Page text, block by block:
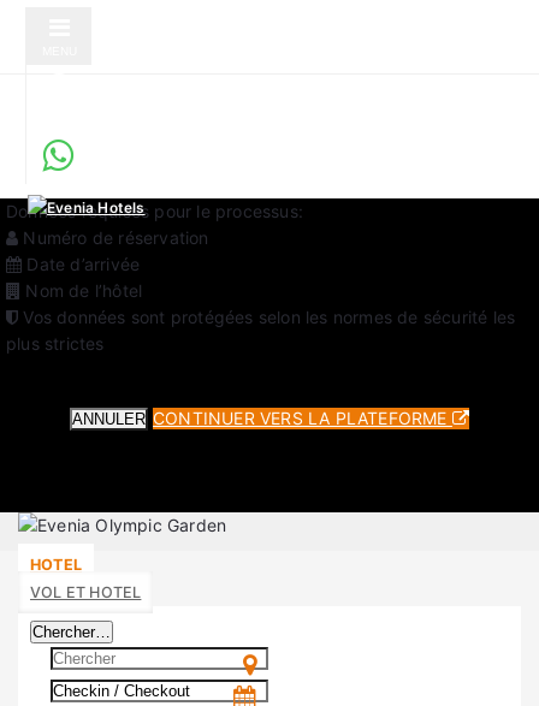
votre enregistrement. C’est un service sécurisé et vérifié par
Données requises pour le processus:
Numéro de réservation
Date d’arrivée
Nom de l’hôtel
Vos données sont protégées selon les normes de sécurité les
plus strictes
ANNULER CONTINUER VERS LA PLATEFORME
HOTEL
VOL ET HOTEL
Chercher…